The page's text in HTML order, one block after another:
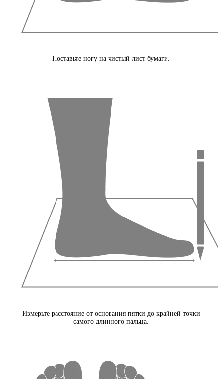
Поставьте ногу на чистый лист бумаги.
Измерьте расстояние от основания пятки до крайней точки
самого длинного пальца.